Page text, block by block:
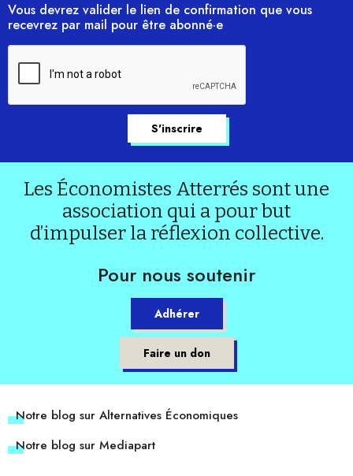
Vous devrez valider le lien de confirmation que vous
recevrez par mail pour être abonné·e
Les Économistes Atterrés sont une
association qui a pour but
d’impulser la réflexion collective.
Pour nous soutenir
Adhérer
Faire un don
Notre blog sur Alternatives Économiques
Notre blog sur Mediapart